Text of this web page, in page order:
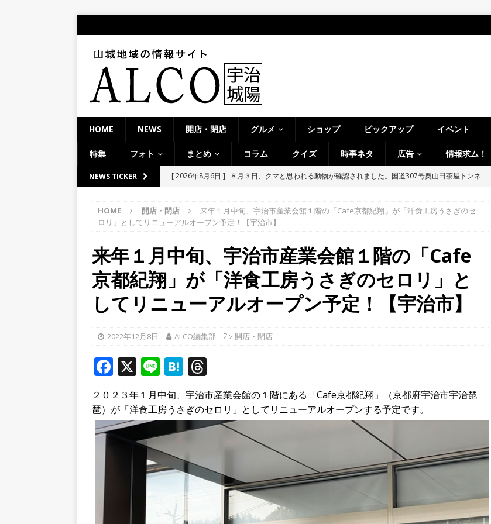
HOME NEWS 開店・閉店 グルメ ショップ ピックアップ イベント
特集 フォト まとめ コラム クイズ 時事ネタ 広告 情報求ム！
NEWS TICKER [ 2026年8月6日 ]
「京の七夕 in Uji」の試験点灯に行ってきました！８月７日～９日まで開催予定
[ 2026年8月6日 ]
8月8日～14日イベントまとめ！夏祭り、ライトアップ、グルメなどワイワイ盛
ト
[ 2026年8月5日 ] ８月５日、「大久保駐屯地夏まつり」で花火が上がりました！【京都府宇治市
／２０２６】
時事ネタ
[ 2026年8月7日 ]
8月7日、塔の島で「ホコランタン・プロジェクト2026」を楽しんできました！
学生さんたち手作りのランタン並ぶ【京都府宇治市】
ルから甲賀市に向かって約400mの農地【京都府宇治田原町】
HOME 開店・閉店
来年１月中旬、宇治市産業会館１階の「Cafe京都紀翔」が「洋食工房うさぎのセ
ロリ」としてリニューアルオープン予定！【宇治市】
来年１月中旬、宇治市産業会館１階の「Cafe
京都紀翔」が「洋食工房うさぎのセロリ」と
してリニューアルオープン予定！【宇治市】
2022年12月8日 ALCO編集部 開店・閉店
F
a
c
e
X Li
n
e
H
at
e
n
h
r
e
s
２０２３年１月中旬、宇治市産業会館の１階にある「Cafe京都紀翔」（京都府宇治市宇治琵
琶）が「洋食工房うさぎのセロリ」としてリニューアルオープンする予定です。